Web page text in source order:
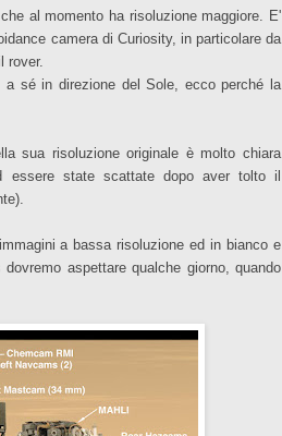
al momento ha risoluzione maggiore. E'
camera di Curiosity, in particolare da
rover.
a sé in direzione del Sole, ecco perché la
sua risoluzione originale è molto chiara
essere state scattate dopo aver tolto il
a bassa risoluzione ed in bianco e
aspettare qualche giorno, quando